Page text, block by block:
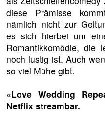
diese Prämisse
nämlich nicht zur
es sich hierbei um
Romantikkomödie, die
noch lustig ist. Auch
so viel Mühe gibt.
«Love Wedding
Netflix streambar.